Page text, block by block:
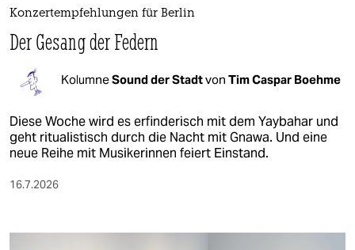
Konzertempfehlungen für Berlin
Der Gesang der Federn
KolumneSound der Stadtvon Tim Caspar Boehme
Diese Woche wird es erfinderisch mit dem Yaybahar und
geht ritualistisch durch die Nacht mit Gnawa. Und eine
neue Reihe mit Musikerinnen feiert Einstand.
16.7.2026